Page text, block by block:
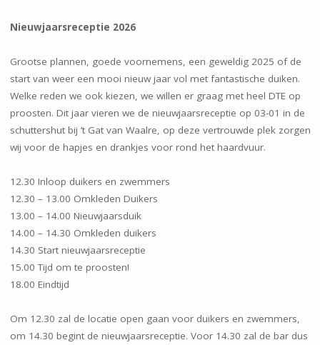
Nieuwjaarsreceptie 2026
Grootse plannen, goede voornemens, een geweldig 2025 of de
start van weer een mooi nieuw jaar vol met fantastische duiken.
Welke reden we ook kiezen, we willen er graag met heel DTE op
proosten. Dit jaar vieren we de nieuwjaarsreceptie op 03-01 in de
schuttershut bij ’t Gat van Waalre, op deze vertrouwde plek zorgen
wij voor de hapjes en drankjes voor rond het haardvuur.
12.30 Inloop duikers en zwemmers
12.30 – 13.00 Omkleden Duikers
13.00 – 14.00 Nieuwjaarsduik
14.00 – 14.30 Omkleden duikers
14.30 Start nieuwjaarsreceptie
15.00 Tijd om te proosten!
18.00 Eindtijd
Om 12.30 zal de locatie open gaan voor duikers en zwemmers,
om 14.30 begint de nieuwjaarsreceptie. Voor 14.30 zal de bar dus